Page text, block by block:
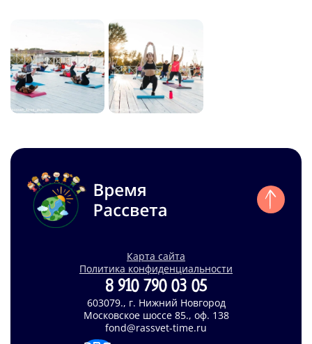
Карта сайта
Политика конфиденциальности
8 910 790 03 05
603079., г. Нижний Новгород
Московское шоссе 85., оф. 138
fond@rassvet-time.ru